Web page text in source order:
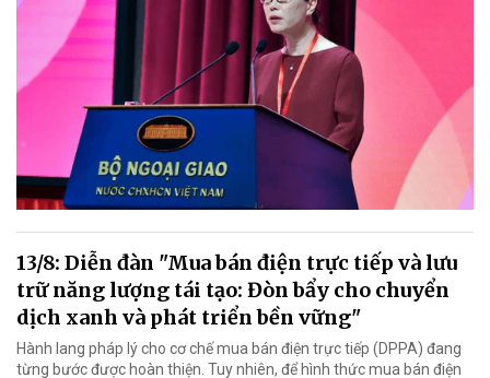
13/8: Diễn đàn "Mua bán điện trực tiếp và lưu
trữ năng lượng tái tạo: Đòn bẩy cho chuyển
dịch xanh và phát triển bền vững"
Hành lang pháp lý cho cơ chế mua bán điện trực tiếp (DPPA) đang
từng bước được hoàn thiện. Tuy nhiên, để hình thức mua bán điện